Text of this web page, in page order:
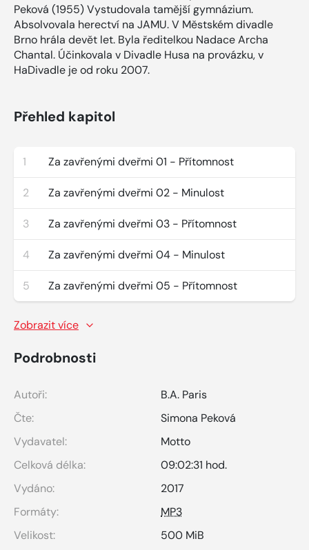
Peková (1955) Vystudovala tamější gymnázium.
Absolvovala herectví na JAMU. V Městském divadle
Brno hrála devět let. Byla ředitelkou Nadace Archa
Chantal. Účinkovala v Divadle Husa na provázku, v
HaDivadle je od roku 2007.
Přehled kapitol
1 Za zavřenými dveřmi 01 - Přítomnost
2 Za zavřenými dveřmi 02 - Minulost
3 Za zavřenými dveřmi 03 - Přítomnost
4 Za zavřenými dveřmi 04 - Minulost
5 Za zavřenými dveřmi 05 - Přítomnost
Zobrazit více
Podrobnosti
Autoři:
B.A. Paris
Čte:
Simona Peková
Vydavatel:
Motto
Celková délka:
09:02:31 hod.
Vydáno:
2017
Formáty:
MP3
Velikost:
500 MiB